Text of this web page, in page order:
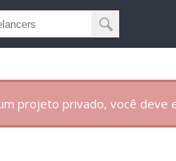
projeto privado, você deve